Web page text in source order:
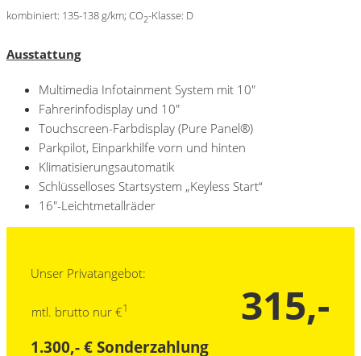
kombiniert: 135-138 g/km; CO2-Klasse: D​
Ausstattung
Multimedia Infotainment System mit 10″
Fahrerinfodisplay und 10″
Touchscreen-Farbdisplay (Pure Panel®)​
Parkpilot, Einparkhilfe vorn und hinten
Klimatisierungsautomatik
Schlüsselloses Startsystem „Keyless Start“
16″-Leichtmetallräder
Unser Privatangebot:
mtl. brutto nur €1 315,-
1.300,- € Sonderzahlung